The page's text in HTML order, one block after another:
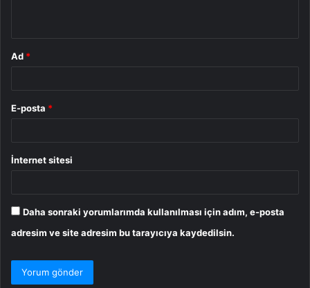
Ad *
E-posta *
İnternet sitesi
Daha sonraki yorumlarımda kullanılması için adım, e-posta
adresim ve site adresim bu tarayıcıya kaydedilsin.